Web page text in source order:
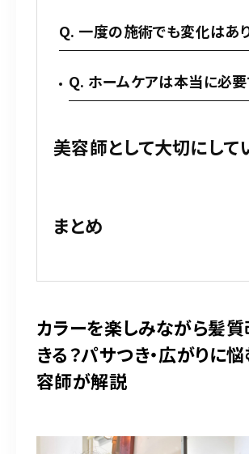
Q. 一度の施術でも変化はあ
Q. ホームケアは本当に必要
美容師として大切にして
まとめ
カラーを楽しみながら髪
きる？パサつき・広がりに
容師が解説